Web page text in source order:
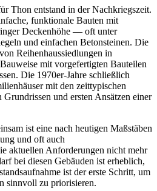
Thon entstand in der Nachkriegszeit.
funktionale Bauten mit
Deckenhöhe — oft unter
und einfachen Betonsteinen. Die
Reihenhaussiedlungen in
mit vorgefertigten Bauteilen
Die 1970er-Jahre schließlich
mit den zeittypischen
und ersten Ansätzen einer
ist eine nach heutigen Maßstäben
und oft auch
aktuellen Anforderungen nicht mehr
bei diesen Gebäuden ist erheblich,
ist der erste Schritt, um
sinnvoll zu priorisieren.